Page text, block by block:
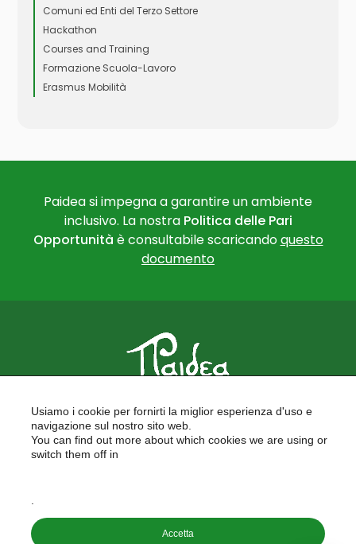
Comuni ed Enti del Terzo Settore
Hackathon
Courses and Training
Formazione Scuola-Lavoro
Erasmus Mobilità
Paidea si impegna a garantire un ambiente
inclusivo. La nostra Politica delle Pari
Opportunità è consultabile scaricandoquesto
documento
FORMAZIONE PER LE SCUOLE
FORMAZIONE PROFESSIONALE
PROGETTI EUROPEI
Copyright © 2026
Usiamo i cookie per fornirti la miglior esperienza d'uso e
navigazione sul nostro sito web.
You can find out more about which cookies we are using or
switch them off in
Accetta